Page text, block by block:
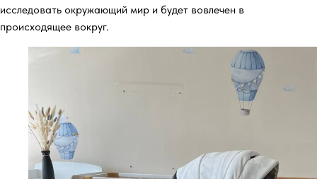
исследовать окружающий мир и будет вовлечен в
происходящее вокруг.